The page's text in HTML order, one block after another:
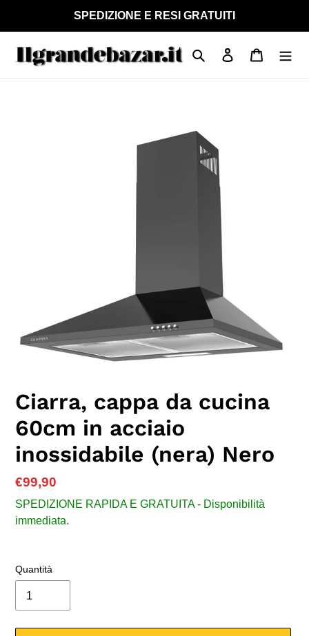
contenuti
SPEDIZIONE E RESI GRATUITI
Cerca Accedi Carrello
Ciarra, cappa da cucina
60cm in acciaio
inossidabile (nera) Nero
Prezzo
di
listino
€99,90
SPEDIZIONE RAPIDA E GRATUITA - Disponibilità
immediata.
Quantità